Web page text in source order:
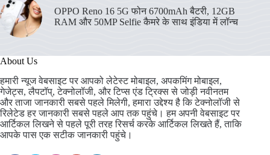
OPPO Reno 16 5G फोन 6700mAh बैटरी, 12GB
RAM और 50MP Selfie कैमरे के साथ इंडिया में लॉन्च
About Us
हमारी न्यूज वेबसाइट पर आपको लेटेस्ट मोबाइल, अपकमिंग मोबाइल,
गेजेट्स, लैपटॉप्, टेक्नोलॉजी, और टिप्स एंड ट्रिक्स से जोड़ी नवीनतम
और ताजा जानकारी सबसे पहले मिलेगी, हमारा उद्देश्य है कि टेक्नोलॉजी से
रिलेटेड हर जानकारी सबसे पहले आप तक पहुंचे। हम अपनी वेबसाइट पर
आर्टिकल लिखने से पहले पूरी तरह रिसर्च करके आर्टिकल लिखते हैं, ताकि
आपके पास एक सटीक जानकारी पहुंचे।